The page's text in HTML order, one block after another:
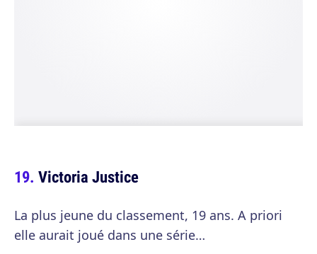
Victoria Justice
La plus jeune du classement, 19 ans. A priori
elle aurait joué dans une série…